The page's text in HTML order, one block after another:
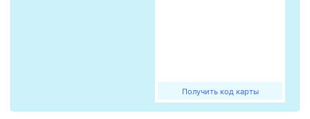
Получить код карты